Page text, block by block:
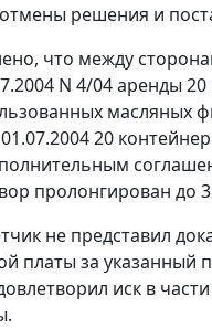
решения и
что между
N 4/04 аренды
масляных
20
пролонгирован до
не представил
платы за указанный
иск в